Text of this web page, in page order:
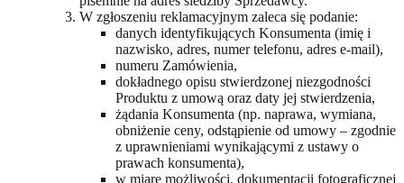
W zgłoszeniu reklamacyjnym zaleca się podanie:
danych identyfikujących Konsumenta (imię i
nazwisko, adres, numer telefonu, adres e-mail),
numeru Zamówienia,
dokładnego opisu stwierdzonej niezgodności
Produktu z umową oraz daty jej stwierdzenia,
żądania Konsumenta (np. naprawa, wymiana,
obniżenie ceny, odstąpienie od umowy – zgodnie
z uprawnieniami wynikającymi z ustawy o
prawach konsumenta),
w miarę możliwości, dokumentacji fotograficznej